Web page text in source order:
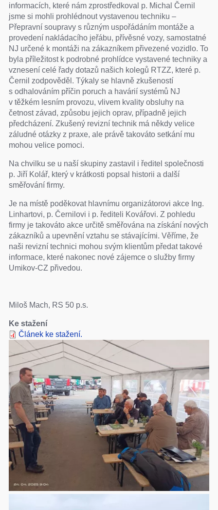
informacích, které nám zprostředkoval p. Michal Černil
jsme si mohli prohlédnout vystavenou techniku –
Přepravní soupravy s různým uspořádáním montáže a
provedení nakládacího jeřábu, přívěsné vozy, samostatné
NJ určené k montáži na zákazníkem přivezené vozidlo. To
byla příležitost k podrobné prohlídce vystavené techniky a
vznesení celé řady dotazů našich kolegů RTZZ, které p.
Černil zodpověděl. Týkaly se hlavně zkušeností
s odhalováním příčin poruch a havárií systémů NJ
v těžkém lesním provozu, vlivem kvality obsluhy na
četnost závad, způsobu jejich oprav, případně jejich
předcházení. Zkušený revizní technik má někdy velice
záludné otázky z praxe, ale právě takováto setkání mu
mohou velice pomoci.
Na chvilku se u naší skupiny zastavil i ředitel společnosti
p. Jiří Kolář, který v krátkosti popsal historii a další
směřování firmy.
Je na místě poděkovat hlavnímu organizátorovi akce Ing.
Linhartovi, p. Černilovi i p. řediteli Kovářovi. Z pohledu
firmy je takováto akce určitě směřována na získání nových
zákazníků a upevnění vztahu se stávajícími. Věříme, že
naši revizní technici mohou svým klientům předat takové
informace, které nakonec nové zájemce o služby firmy
Umikov-CZ přivedou.
Miloš Mach, RS 50 p.s.
Ke stažení
Článek ke stažení.